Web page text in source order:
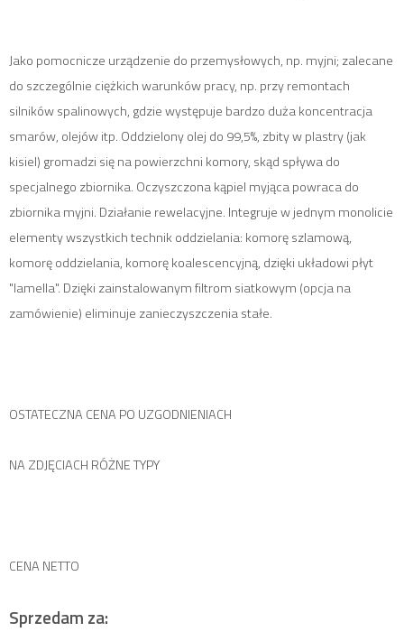
Jako pomocnicze urządzenie do przemysłowych, np. myjni; zalecane
do szczególnie ciężkich warunków pracy, np. przy remontach
silników spalinowych, gdzie występuje bardzo duża koncentracja
smarów, olejów itp. Oddzielony olej do 99,5%, zbity w plastry (jak
kisiel) gromadzi się na powierzchni komory, skąd spływa do
specjalnego zbiornika. Oczyszczona kąpiel myjąca powraca do
zbiornika myjni. Działanie rewelacyjne. Integruje w jednym monolicie
elementy wszystkich technik oddzielania: komorę szlamową,
komorę oddzielania, komorę koalescencyjną, dzięki układowi płyt
"lamella". Dzięki zainstalowanym filtrom siatkowym (opcja na
zamówienie) eliminuje zanieczyszczenia stałe.
OSTATECZNA CENA PO UZGODNIENIACH
NA ZDJĘCIACH RÓŻNE TYPY
CENA NETTO
Sprzedam za: